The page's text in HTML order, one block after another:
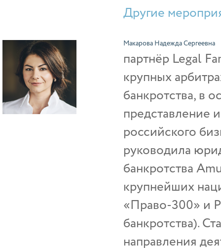
Другие
Макарова Надежда Сергеевна
партнёр Legal
крупных
банкротства, в
представление
российского
руководила
банкротства
крупнейших
«Право-300» и
банкротства).
направления